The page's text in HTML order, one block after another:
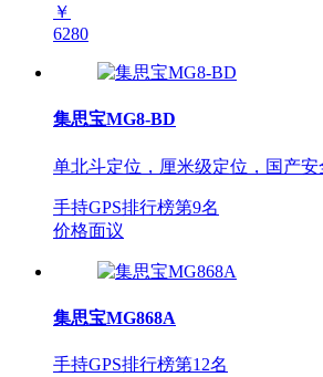
￥
6280
集思宝MG8-BD
单北斗定位，厘米级定位，国产安
手持GPS排行榜第9名
价格面议
集思宝MG868A
手持GPS排行榜第12名